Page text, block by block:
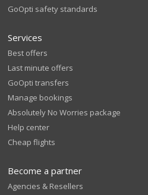
GoOpti safety standards
Services
Best offers
Last minute offers
GoOpti transfers
Manage bookings
Absolutely No Worries package
Help center
Cheap flights
Become a partner
Agencies & Resellers